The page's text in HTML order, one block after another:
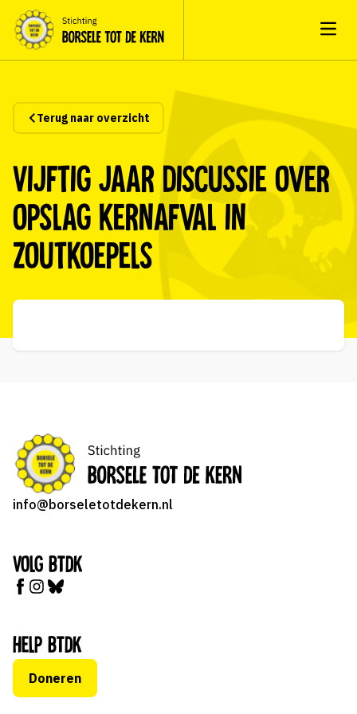
Terug naar overzicht
Vijftig jaar discussie over
opslag kernafval in
zoutkoepels
info@borseletotdekern.nl
Volg BTDK
Help BTDK
Doneren